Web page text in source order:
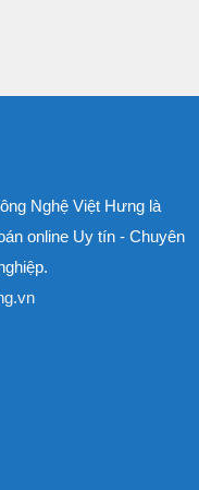
Nghệ Việt Hưng là
online Uy tín - Chuyên